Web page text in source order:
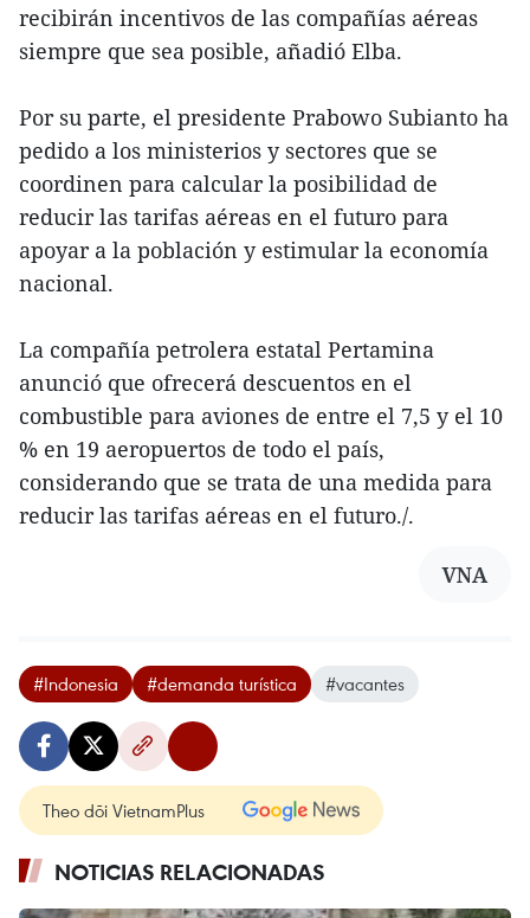
recibirán incentivos de las compañías aéreas
siempre que sea posible, añadió Elba.
Por su parte, el presidente Prabowo Subianto ha
pedido a los ministerios y sectores que se
coordinen para calcular la posibilidad de
reducir las tarifas aéreas en el futuro para
apoyar a la población y estimular la economía
nacional.
La compañía petrolera estatal Pertamina
anunció que ofrecerá descuentos en el
combustible para aviones de entre el 7,5 y el 10
% en 19 aeropuertos de todo el país,
considerando que se trata de una medida para
reducir las tarifas aéreas en el futuro./.
VNA
#Indonesia #demanda turística #vacantes
Theo dõi VietnamPlus
NOTICIAS RELACIONADAS